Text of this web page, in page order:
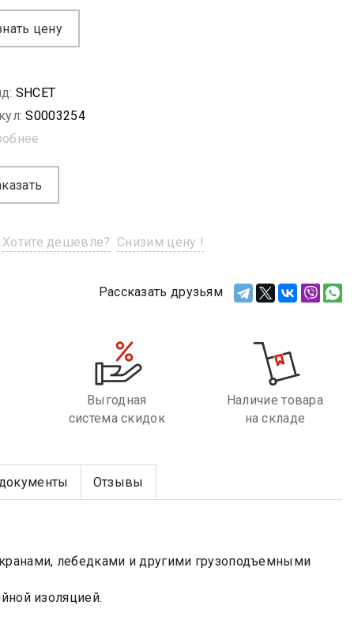
цену
SHСET
S0003254
Хотите дешевле? Снизим цену !
Рассказать друзьям
Выгодная
система скидок
Наличие товара
на складе
Отзывы
лебедками и другими грузоподъемными
изоляцией.